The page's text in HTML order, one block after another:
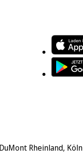
Rheinland, Köln